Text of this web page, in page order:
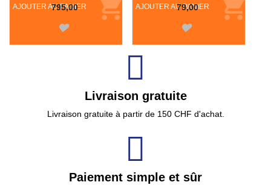
AJOUTER AU PANIER
795,00 AJOUTER AU PANIER
79,00
Livraison gratuite
Livraison gratuite à partir de 150 CHF d'achat.
Paiement simple et sûr